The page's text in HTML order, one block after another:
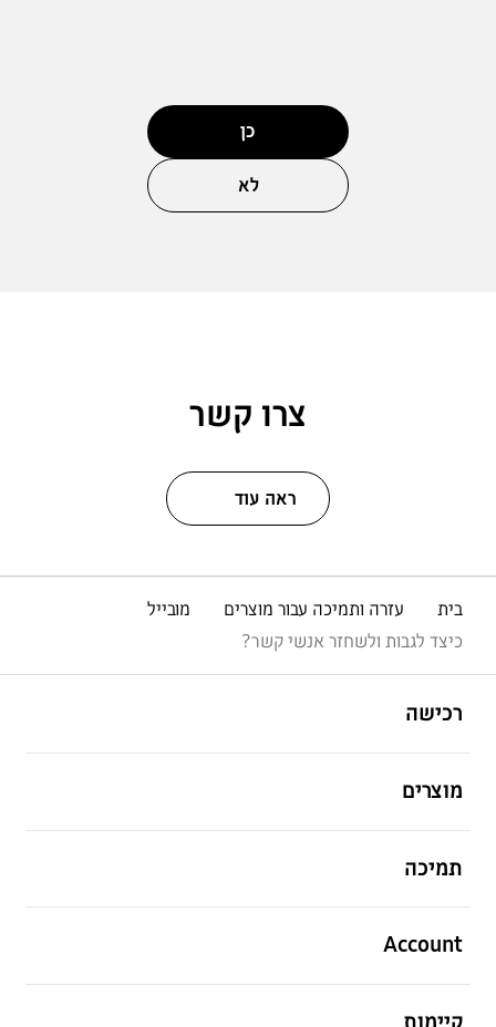
כן
לא
צרו קשר
ראה עוד
בית עזרה ותמיכה עבור מוצרים
מובייל
כיצד לגבות ולשחזר אנשי קשר?
רכישה
מוצרים
תמיכה
Account
קיימות